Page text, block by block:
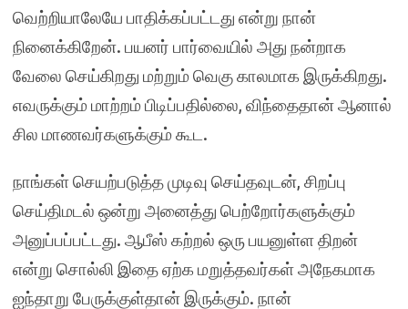
வெற்றியாலேயே பாதிக்கப்பட்டது என்று நான்
நினைக்கிறேன். பயனர் பார்வையில் அது நன்றாக
வேலை செய்கிறது மற்றும் வெகு காலமாக இருக்கிறது.
எவருக்கும் மாற்றம் பிடிப்பதில்லை, விந்தைதான் ஆனால்
சில மாணவர்களுக்கும் கூட.
நாங்கள் செயற்படுத்த முடிவு செய்தவுடன், சிறப்பு
செய்திமடல் ஒன்று அனைத்து பெற்றோர்களுக்கும்
அனுப்பப்பட்டது. ஆபீஸ் கற்றல் ஒரு பயனுள்ள திறன்
என்று சொல்லி இதை ஏற்க மறுத்தவர்கள் அநேகமாக
ஐந்தாறு பேருக்குள்தான் இருக்கும். நான்